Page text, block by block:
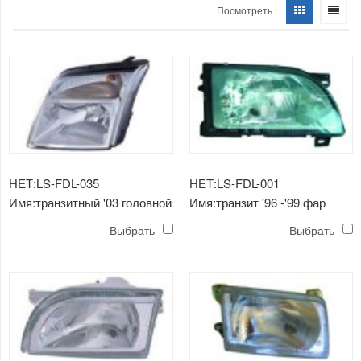
Посмотреть :
НЕТ:LS-FDL-035
Имя:транзитный '03 головной
Выбрать
НЕТ:LS-FDL-001
Имя:транзит '96 -'99 фар
Выбрать